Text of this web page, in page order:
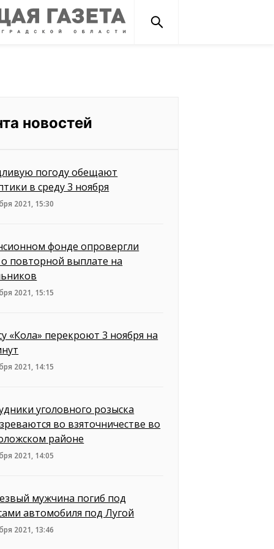
новостей
погоду обещают
в среду 3 ноября
2021, 15:30
фонде опровергли
повторной выплате на
2021, 15:15
«Кола» перекроют 3 ноября на
2021, 14:15
уголовного розыска
во взяточничестве во
районе
2021, 14:05
мужчина погиб под
автомобиля под Лугой
2021, 13:46